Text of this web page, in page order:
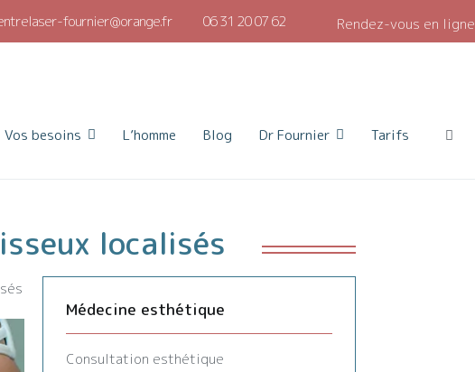
fournier@orange.fr 06 31 20 07 62 Rendez-vous en ligne
Vos besoins L’homme Blog Dr Fournier Tarifs
localisés
Médecine esthétique
Consultation esthétique